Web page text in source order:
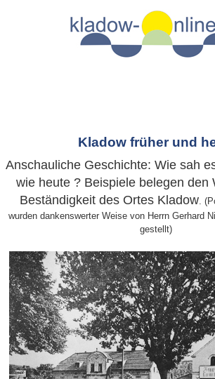
Kladow früher und
Anschauliche Geschichte: Wie sah
wie heute ? Beispiele belegen den
Beständigkeit des Ortes Kladow .
wurden dankenswerter Weise von Herrn Gerhard
gestellt)